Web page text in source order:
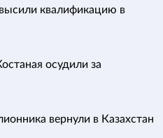
квалификацию в
осудили за
вернули в Казахстан